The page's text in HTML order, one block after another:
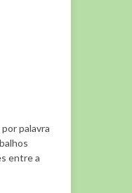
palavra
entre a